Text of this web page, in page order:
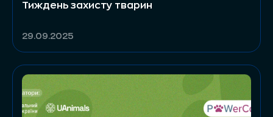
Тиждень захисту тварин
29.09.2025